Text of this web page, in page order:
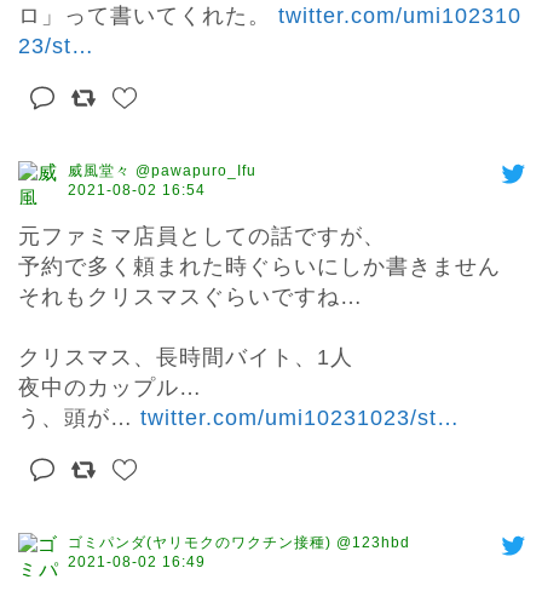
ロ」って書いてくれた。 twitter.com/umi102310
23/st…
威風堂々 @pawapuro_Ifu
2021-08-02 16:54
元ファミマ店員としての話ですが、
予約で多く頼まれた時ぐらいにしか書きません
それもクリスマスぐらいですね…
クリスマス、長時間バイト、1人
夜中のカップル…
う、頭が… twitter.com/umi10231023/st…
ゴミパンダ(ヤリモクのワクチン接種) @123hbd
2021-08-02 16:49